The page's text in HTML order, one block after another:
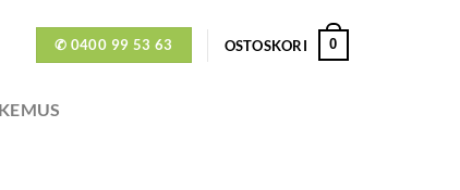
✆ 0400 99 53 63 OSTOSKORI 0